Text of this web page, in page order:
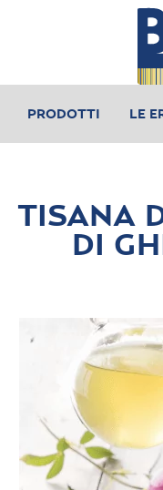
PRODOTTI LE
TISANA
DI